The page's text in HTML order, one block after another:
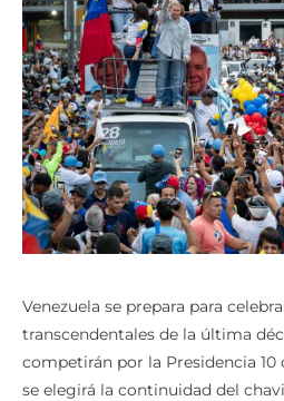
Venezuela se prepara para
transcendentales de la última
competirán por la Presidencia
se elegirá la continuidad del